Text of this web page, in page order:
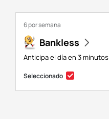
6 por semana
Bankless
Anticipa el día en 3 minutos
Seleccionado